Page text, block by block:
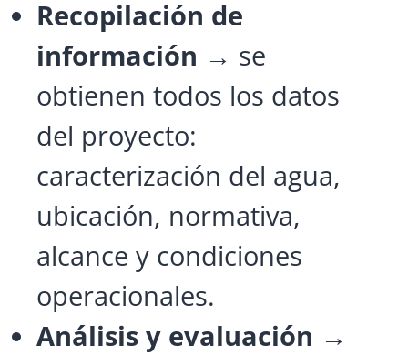
Recopilación de
información → se
obtienen todos los datos
del proyecto:
caracterización del agua,
ubicación, normativa,
alcance y condiciones
operacionales.
Análisis y evaluación →